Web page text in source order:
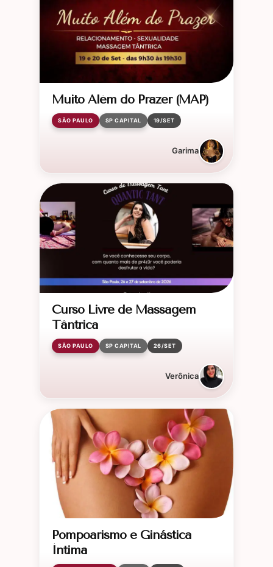
Muito Além do Prazer (MAP)
SÃO PAULO SP CAPITAL 19/SET
Garima
Curso Livre de Massagem
Tântrica
SÃO PAULO SP CAPITAL 26/SET
Verônica
Pompoarismo e Ginástica
Íntima